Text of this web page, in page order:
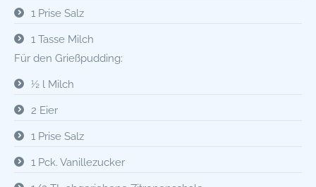
1 Prise Salz
1 Tasse Milch
Für den Grießpudding:
½ l Milch
2 Eier
1 Prise Salz
1 Pck. Vanillezucker